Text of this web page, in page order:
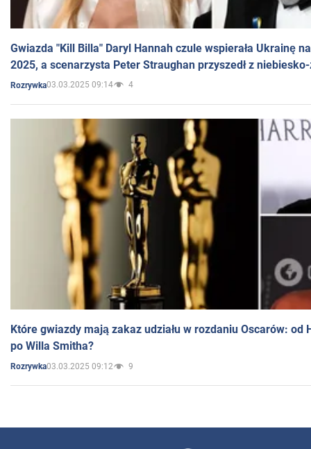
Gwiazda "Kill Billa" Daryl Hannah czule wspierała Ukrainę
2025, a scenarzysta Peter Straughan przyszedł z
Rozrywka03.03.2025 09:14 4
Które gwiazdy mają zakaz udziału w rozdaniu Oscarów: od
po Willa Smitha?
Rozrywka03.03.2025 09:12 9